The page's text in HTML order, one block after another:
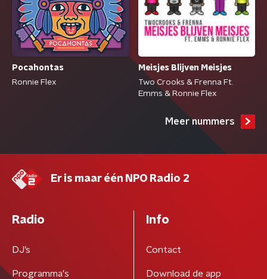
Pocahontas
Ronnie Flex
Meisjes Blijven Meisjes
Two Crooks & Frenna Ft.
Emms & Ronnie Flex
Meer nummers
Er is maar één NPO Radio 2
Radio
DJ’s
Programma's
Info
Contact
Download de app